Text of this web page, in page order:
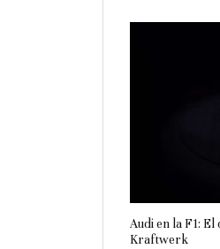
Audi en la F1:
Kraftwerk